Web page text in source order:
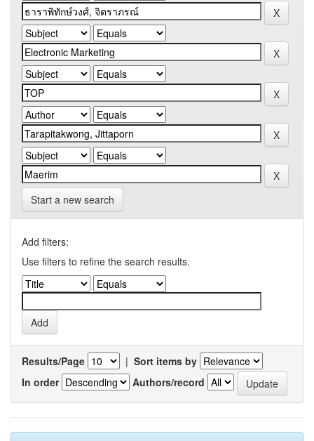
Start a new search
Add filters:
Use filters to refine the search results.
Results/Page | Sort items by
In order
Authors/record